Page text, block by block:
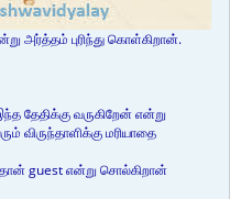
அர்த்தம் புரிந்து கொள்கிறான்.
தேதிக்கு வருகிறேன் என்று
விருந்தாளிக்கு மரியாதை
guest என்று சொல்கிறான்